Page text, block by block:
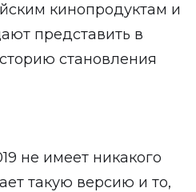
кинопродуктам и
представить в
становления
не имеет никакого
такую версию и то,